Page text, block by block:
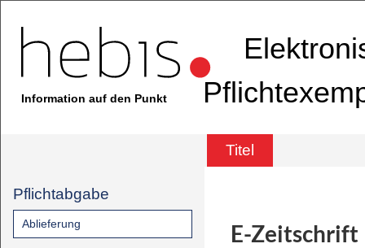
Information auf den Punkt
Titel
Pflichtabgabe
Ablieferung E-Zeitschrift